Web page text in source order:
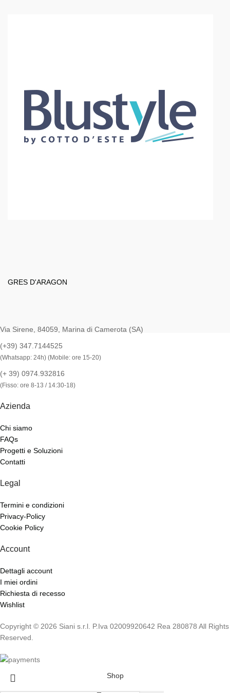
GRES D'ARAGON
Via Sirene, 84059, Marina di Camerota (SA)
(+39) 347.7144525
(Whatsapp: 24h) (Mobile: ore 15-20)
(+ 39) 0974.932816
(Fisso: ore 8-13 / 14:30-18)
Azienda
Chi siamo
FAQs
Progetti e Soluzioni
Contatti
Legal
Termini e condizioni
Privacy-Policy
Cookie Policy
Account
Dettagli account
I miei ordini
Richiesta di recesso
Wishlist
Copyright © 2026 Siani s.r.l. P.Iva 02009920642 Rea 280878 All Rights
Reserved.
Shop